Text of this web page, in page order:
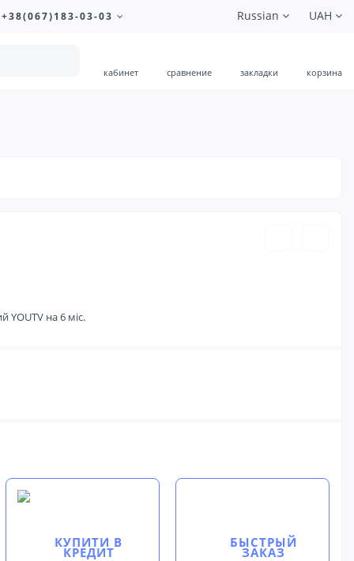
+38(067)183-03-03 UAH
Russian
кабинет сравнение закладки корзина
на 6 міс.
КУПИТИ В
КРЕДИТ
БЫСТРЫЙ
ЗАКАЗ